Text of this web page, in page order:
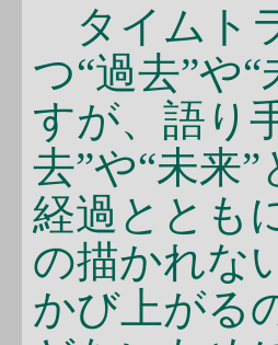
タイムト
つ“過去”や
すが、語り
去”や“未来
経過ととも
の描かれな
かび上がる